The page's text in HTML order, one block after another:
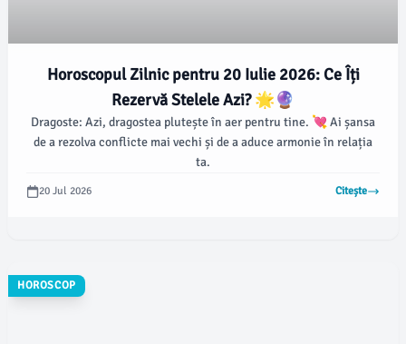
Horoscopul Zilnic pentru 20 Iulie 2026: Ce Îți
Rezervă Stelele Azi? 🌟🔮
Dragoste: Azi, dragostea plutește în aer pentru tine. 💘 Ai șansa
de a rezolva conflicte mai vechi și de a aduce armonie în relația
ta.
20 Jul 2026 Citește
HOROSCOP